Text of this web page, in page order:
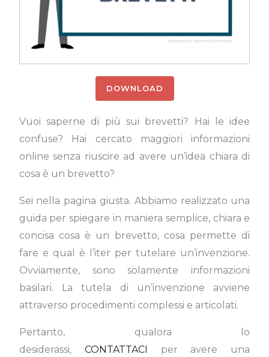
DOWNLOAD
Vuoi saperne di più sui brevetti? H ai le idee
confuse? Hai cercato maggiori informazioni
online senza riuscire ad avere un’idea chiara di
cosa è un brevetto?
Sei nella pagina giusta. Abbiamo realizzato una
guida per spiegare in maniera semplice, chiara e
concisa cosa è un brevetto, cosa permette di
fare e qual è l’iter per tutelare un’invenzione.
Ovviamente, sono solamente informazioni
basilari. La tutela di un’invenzione avviene
attraverso procedimenti complessi e articolati.
Pertanto, qualora lo
desiderassi, CONTATTACI
per avere una